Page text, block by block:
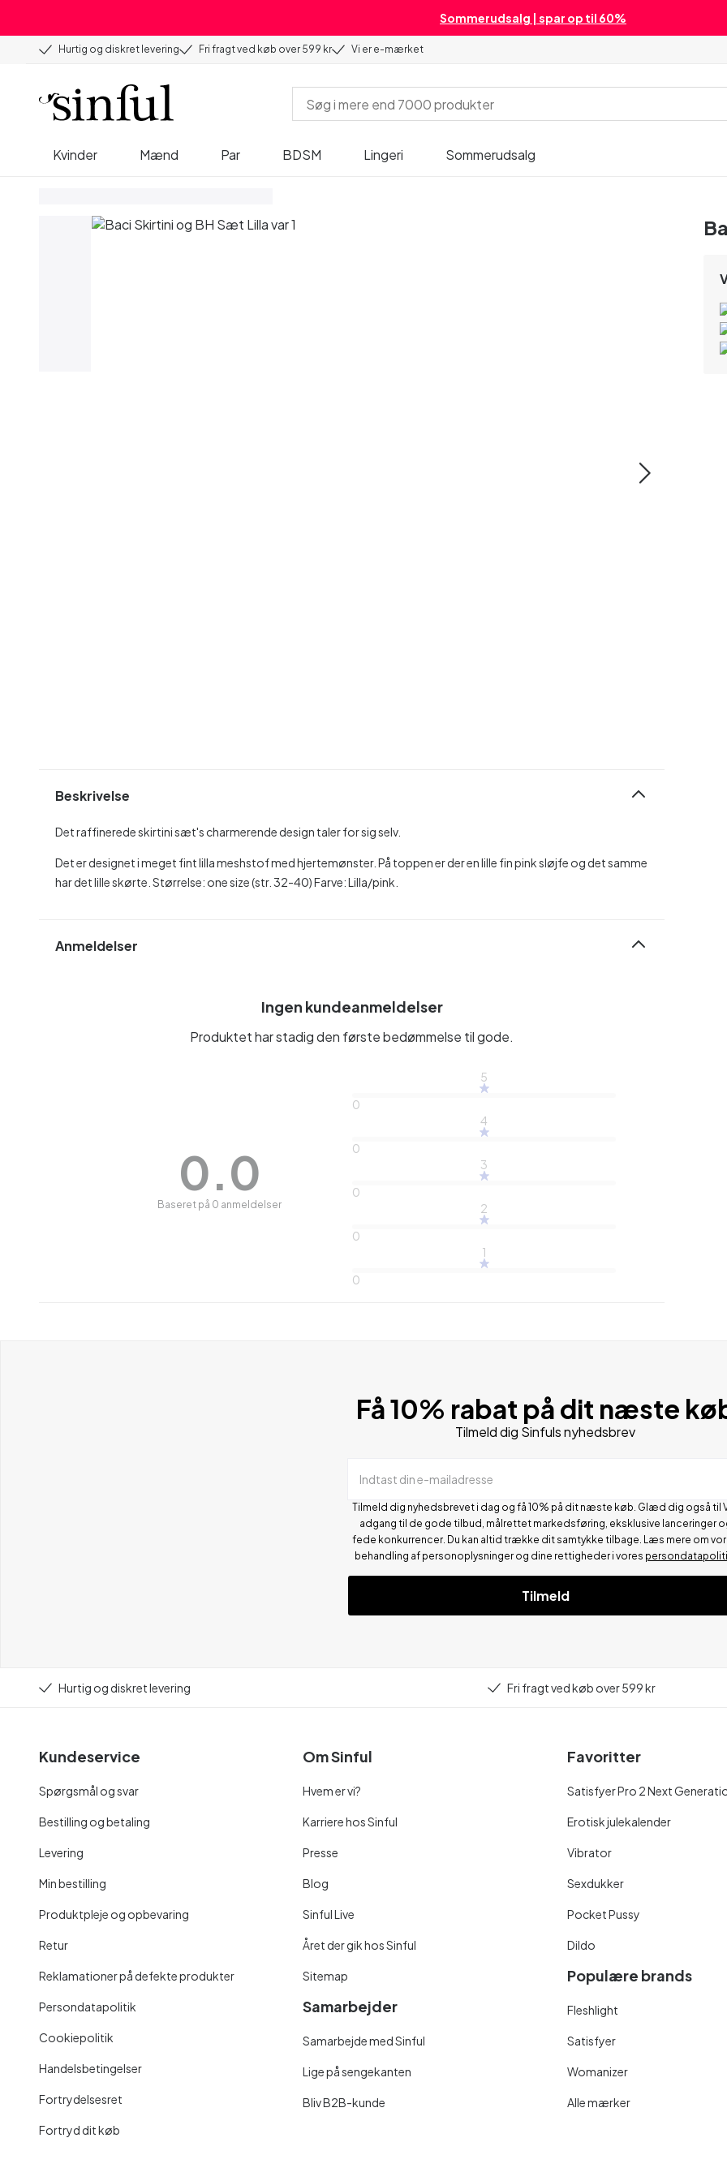
Sommerudsalg | spar op til 60%
Hurtig og diskret levering Fri fragt ved køb over 599 kr Vi er e-mærket
Kvinder Mænd Par BDSM Lingeri Sommerudsalg
Beskrivelse
Det raffinerede skirtini sæt's charmerende design taler for sig selv.
Det er designet i meget fint lilla meshstof med hjertemønster. På toppen er der en lille fin pink sløjfe og det samme
har det lille skørte. Størrelse: one size (str. 32-40) Farve: Lilla/pink.
Anmeldelser
Ingen kundeanmeldelser
Produktet har stadig den første bedømmelse til gode.
0.0
Baseret på 0 anmeldelser
5
0
4
0
3
0
2
0
1
0
Få 10% rabat på dit næste
Tilmeld dig Sinfuls nyhedsbrev
Indtast din e-mailadresse
Tilmeld dig nyhedsbrevet i dag og få 10% på dit næste køb. Glæd dig også til
adgang til de gode tilbud, målrettet markedsføring, eksklusive lanceringer
fede konkurrencer. Du kan altid trække dit samtykke tilbage. Læs mere om
behandling af personoplysninger og dine rettigheder i vores
Tilmeld
Hurtig og diskret levering Fri fragt ved køb over 599 kr
Kundeservice
Spørgsmål og svar
Bestilling og betaling
Levering
Min bestilling
Produktpleje og opbevaring
Retur
Reklamationer på defekte produkter
Persondatapolitik
Cookiepolitik
Handelsbetingelser
Fortrydelsesret
Fortryd dit køb
Om Sinful
Hvem er vi?
Karriere hos Sinful
Presse
Blog
Sinful Live
Året der gik hos Sinful
Sitemap
Samarbejder
Samarbejde med Sinful
Lige på sengekanten
Bliv B2B-kunde
Favoritter
Satisfyer Pro 2 Next
Erotisk julekalender
Vibrator
Sexdukker
Pocket Pussy
Dildo
Populære brands
Fleshlight
Satisfyer
Womanizer
Alle mærker